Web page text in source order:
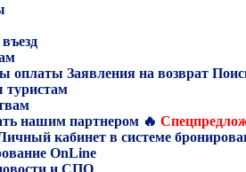
оплаты Заявления на возврат
туристам
нашим партнером 🔥
кабинет в системе
OnLine
и СПО